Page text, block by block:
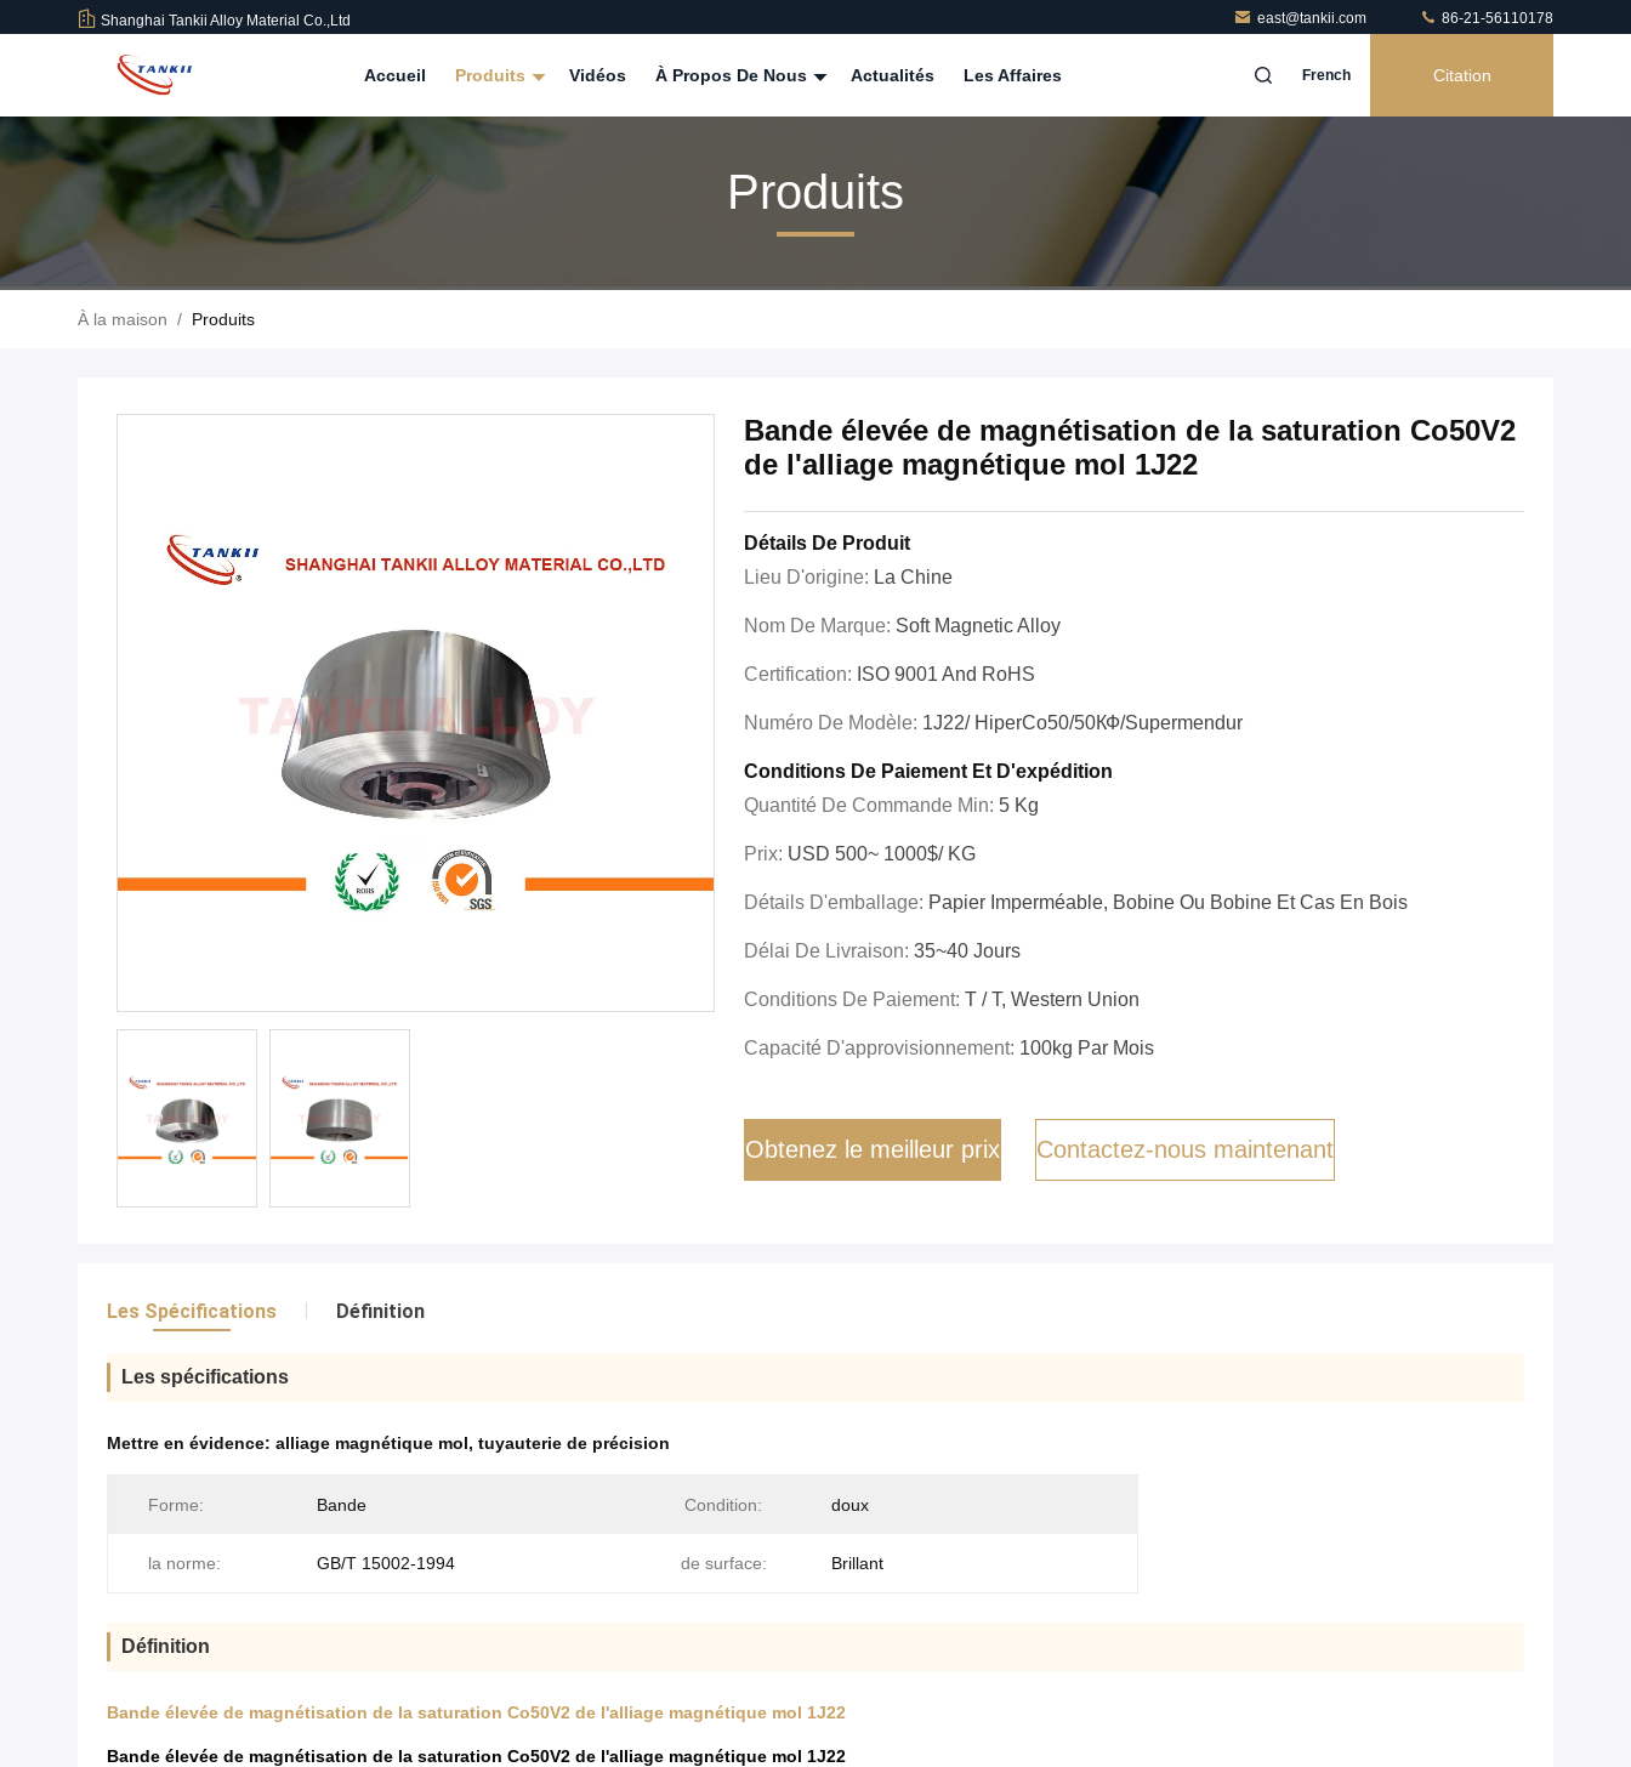
Shanghai Tankii Alloy Material Co.,Ltd east@tankii.com 86-21-56110178
Accueil Produits Vidéos À Propos De Nous Actualités Les Affaires French Citation
Produits
À la maison / Produits
Bande élevée de magnétisation de la saturation Co50V2
de l'alliage magnétique mol 1J22
Détails De Produit
Lieu D'origine: La Chine
Nom De Marque: Soft Magnetic Alloy
Certification: ISO 9001 And RoHS
Numéro De Modèle: 1J22/ HiperCo50/50КФ/Supermendur
Conditions De Paiement Et D'expédition
Quantité De Commande Min: 5 Kg
Prix: USD 500~ 1000$/ KG
Détails D'emballage: Papier Imperméable, Bobine Ou Bobine Et Cas En Bois
Délai De Livraison: 35~40 Jours
Conditions De Paiement: T / T, Western Union
Capacité D'approvisionnement: 100kg Par Mois
Obtenez le meilleur prix Contactez-nous maintenant
Les Spécifications Définition
Les spécifications
Mettre en évidence: alliage magnétique mol, tuyauterie de précision
Forme: Bande Condition: doux
la norme: GB/T 15002-1994 de surface: Brillant
Définition
Bande élevée de magnétisation de la saturation Co50V2 de l'alliage magnétique mol 1J22
Bande élevée de magnétisation de la saturation Co50V2 de l'alliage magnétique mol 1J22